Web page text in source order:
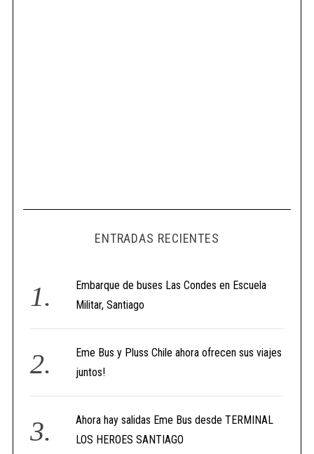
ENTRADAS RECIENTES
Embarque de buses Las Condes en Escuela
Militar, Santiago
Eme Bus y Pluss Chile ahora ofrecen sus viajes
juntos!
Ahora hay salidas Eme Bus desde TERMINAL
LOS HEROES SANTIAGO